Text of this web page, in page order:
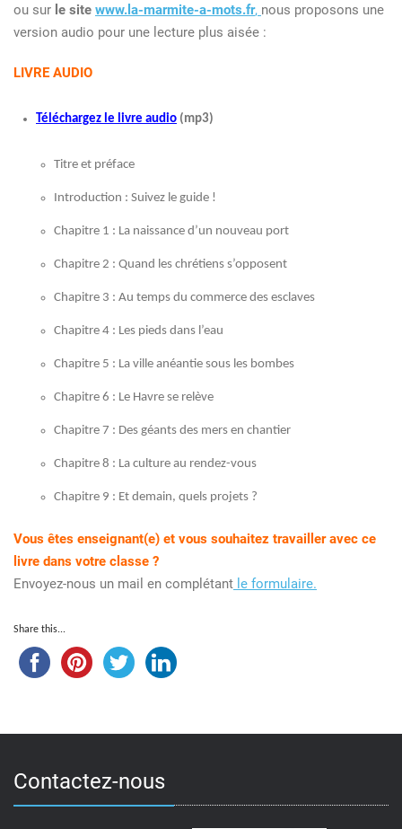
ou sur le site www.la-marmite-a-mots.fr, nous proposons une
version audio pour une lecture plus aisée :
LIVRE AUDIO
Téléchargez le livre audio (mp3)
Titre et préface
Introduction : Suivez le guide !
Chapitre 1 : La naissance d’un nouveau port
Chapitre 2 : Quand les chrétiens s’opposent
Chapitre 3 : Au temps du commerce des esclaves
Chapitre 4 : Les pieds dans l’eau
Chapitre 5 : La ville anéantie sous les bombes
Chapitre 6 : Le Havre se relève
Chapitre 7 : Des géants des mers en chantier
Chapitre 8 : La culture au rendez-vous
Chapitre 9 : Et demain, quels projets ?
Vous êtes enseignant(e) et vous souhaitez travailler avec ce
livre dans votre classe ?
Envoyez-nous un mail en complétant le formulaire.
Share this...
Contactez-nous